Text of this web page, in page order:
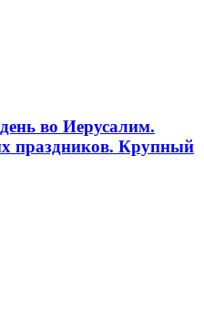
во Иерусалим.
праздников. Крупный